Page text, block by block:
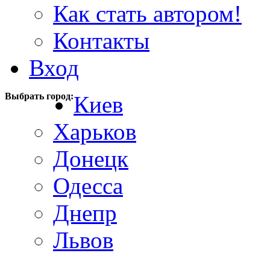
Как стать автором!
Контакты
Вход
Выбрать город:Киев
Харьков
Донецк
Одесса
Днепр
Львов